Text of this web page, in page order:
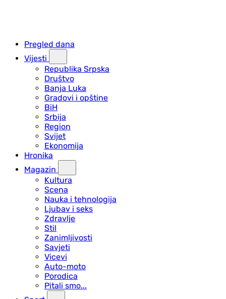
Pregled dana
Vijesti
Republika Srpska
Društvo
Banja Luka
Gradovi i opštine
BiH
Srbija
Region
Svijet
Ekonomija
Hronika
Magazin
Kultura
Scena
Nauka i tehnologija
Ljubav i seks
Zdravlje
Stil
Zanimljivosti
Savjeti
Vicevi
Auto-moto
Porodica
Pitali smo...